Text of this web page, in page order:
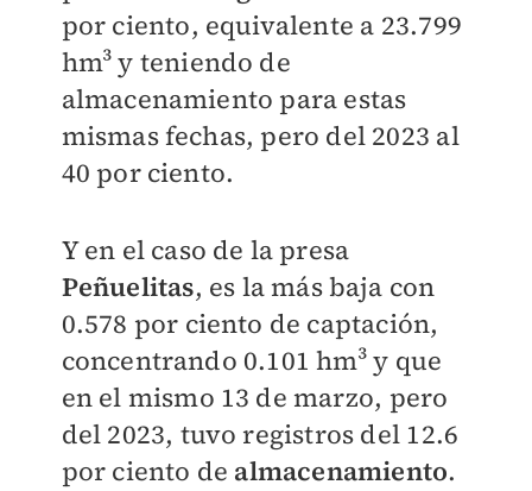
por ciento, equivalente a 23.799
hm³ y teniendo de
almacenamiento para estas
mismas fechas, pero del 2023 al
40 por ciento.
Y en el caso de la presa
Peñuelitas, es la más baja con
0.578 por ciento de captación,
concentrando 0.101 hm³ y que
en el mismo 13 de marzo, pero
del 2023, tuvo registros del 12.6
por ciento de almacenamiento.